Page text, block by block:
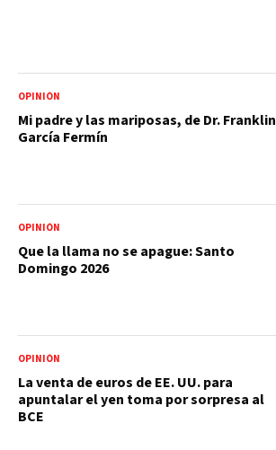
OPINIÓN
Mi padre y las mariposas, de Dr. Franklin
García Fermín
OPINIÓN
Que la llama no se apague: Santo
Domingo 2026
OPINIÓN
La venta de euros de EE. UU. para
apuntalar el yen toma por sorpresa al
BCE